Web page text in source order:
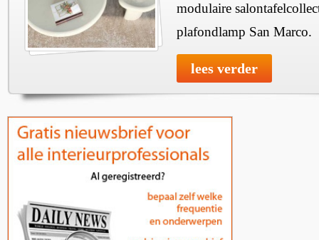
modulaire
plafondlamp San Marco.
lees verder